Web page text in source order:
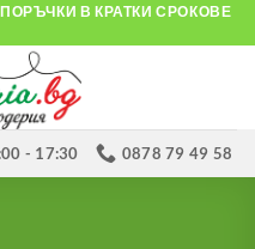
В КРАТКИ СРОКОВЕ
- 17:30 0878 79 49 58